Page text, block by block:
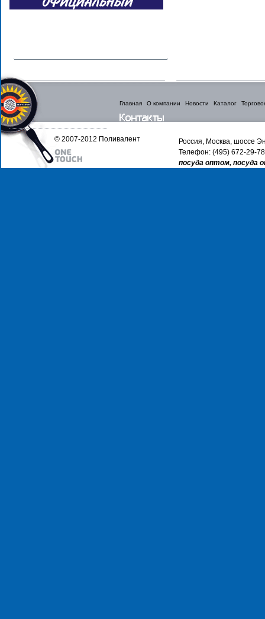
Главная О компании Новости Каталог
Россия, Москва, шоссе
Телефон: (495) 672-29-
посуда оптом, посуда
© 2007-2012 Поливалент